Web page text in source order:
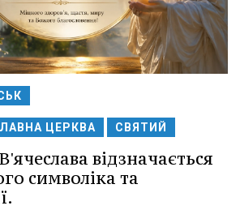
ЦЕРКВА СВЯТИЙ
відзначається
символіка та